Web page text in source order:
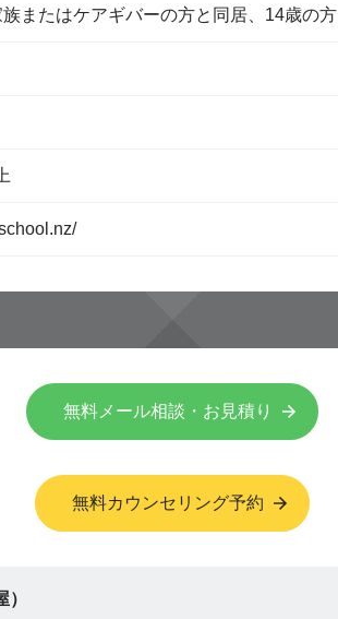
またはケアギバーの方と同居、14歳の方
無料メール相談・お見積り
無料カウンセリング予約